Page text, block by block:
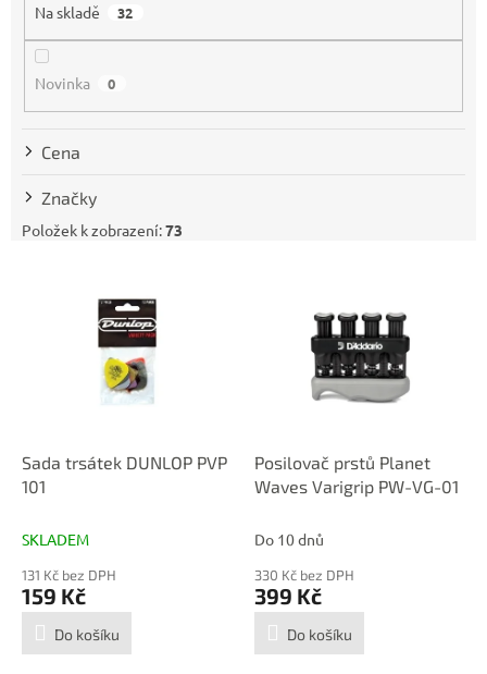
Na skladě 32
Novinka 0
Cena
Značky
Položek k zobrazení:73
Sada trsátek DUNLOP PVP
101
SKLADEM
131 Kč bez DPH
159 Kč
Do košíku
Posilovač prstů Planet
Waves Varigrip PW-VG-01
Do 10 dnů
330 Kč bez DPH
399 Kč
Do košíku